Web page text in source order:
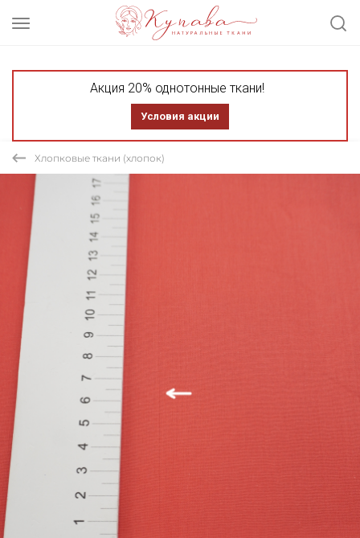
Акция 20% однотонные ткани!
Условия акции
Хлопковые ткани (хлопок)